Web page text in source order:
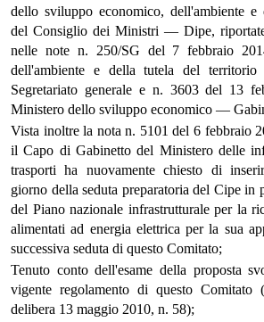
dello sviluppo economico, dell'ambiente e
del Consiglio dei Ministri — Dipe,
nelle note n. 250/SG del 7 febbraio
dell'ambiente e della tutela del
Segretariato generale e n. 3603 del 13
Ministero dello sviluppo economico —
Vista inoltre la nota n. 5101 del 6 febbraio
il Capo di Gabinetto del Ministero delle
trasporti ha nuovamente chiesto di
giorno della seduta preparatoria del Cipe in
del Piano nazionale infrastrutturale per la
alimentati ad energia elettrica per la sua
successiva seduta di questo Comitato;
Tenuto conto dell'esame della proposta
vigente regolamento di questo Comitato
delibera 13 maggio 2010, n. 58);